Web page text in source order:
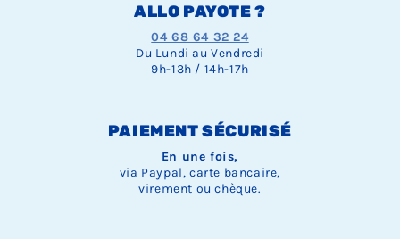
ALLO PAYOTE ?
04 68 64 32 24
Du Lundi au Vendredi
9h-13h / 14h-17h
PAIEMENT SÉCURISÉ
En une fois,
via Paypal, carte bancaire,
virement ou chèque.